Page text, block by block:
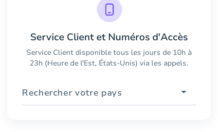
Service Client et Numéros d'Accès
Service Client disponible tous les jours de 10h à
23h (Heure de l'Est, États-Unis) via les appels.
Rechercher votre pays